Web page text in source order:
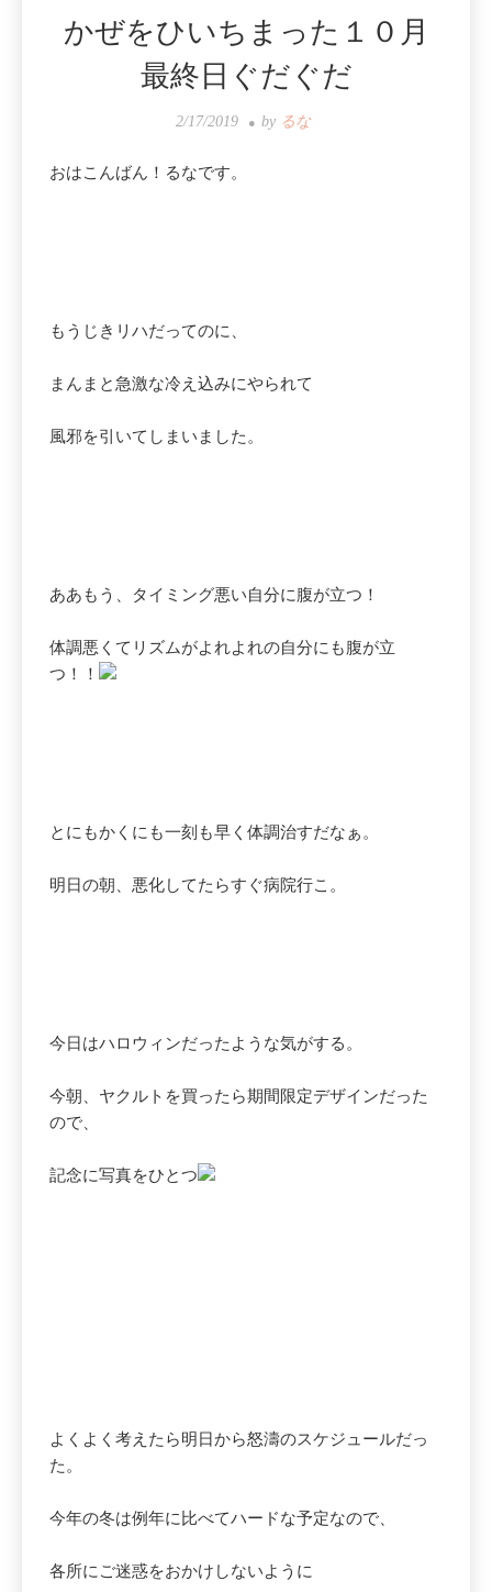
かぜをひいちまった１０月
最終日ぐだぐだ
2/17/2019 by るな
おはこんばん！るなです。
もうじきリハだってのに、
まんまと急激な冷え込みにやられて
風邪を引いてしまいました。
ああもう、タイミング悪い自分に腹が立つ！
体調悪くてリズムがよれよれの自分にも腹が立
つ！！
とにもかくにも一刻も早く体調治すだなぁ。
明日の朝、悪化してたらすぐ病院行こ。
今日はハロウィンだったような気がする。
今朝、ヤクルトを買ったら期間限定デザインだった
ので、
記念に写真をひとつ
よくよく考えたら明日から怒濤のスケジュールだっ
た。
今年の冬は例年に比べてハードな予定なので、
各所にご迷惑をおかけしないように